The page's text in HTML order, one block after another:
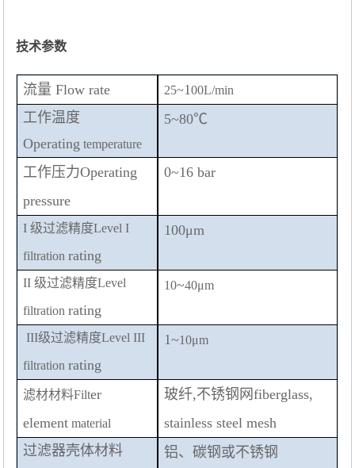
技术参数
流量 Flow rate 25~100L/min
工作温度
Operating temperature
5~80℃
工作压力Operating
pressure
0~16 bar
I级过滤精度Level I
filtrationrating
100μm
II级过滤精度Level
filtrationrating
10~40μm
III级过滤精度Level III
filtrationrating
1~10μm
滤材材料Filter
element material
玻纤,不锈钢网fiberglass,
stainless steel mesh
过滤器壳体材料
铝、碳钢或不锈钢